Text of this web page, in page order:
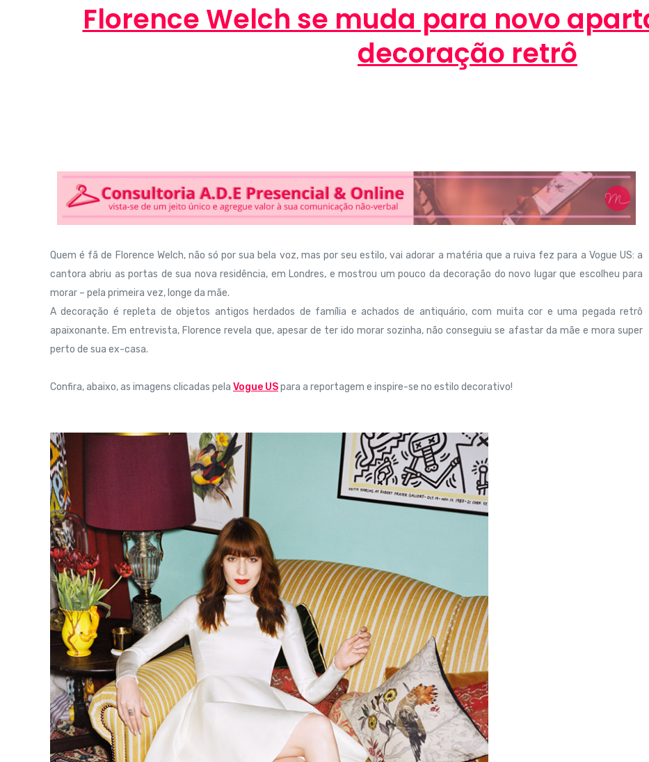
Florence Welch se muda para novo
decoração retrô
Quem é fã de Florence Welch, não só por sua bela voz, mas por seu estilo, vai adorar a matéria que a ruiva fez para a Vogue US: a
cantora abriu as portas de sua nova residência, em Londres, e mostrou um pouco da decoração do novo lugar que escolheu para
morar – pela primeira vez, longe da mãe.
A decoração é repleta de objetos antigos herdados de família e achados de antiquário, com muita cor e uma pegada retrô
apaixonante. Em entrevista, Florence revela que, apesar de ter ido morar sozinha, não conseguiu se afastar da mãe e mora super
perto de sua ex-casa.
Confira, abaixo, as imagens clicadas pela Vogue USpara a reportagem e inspire-se no estilo decorativo!